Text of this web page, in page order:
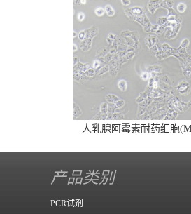
人乳腺阿霉素耐药细胞
产品类别
PCR试剂